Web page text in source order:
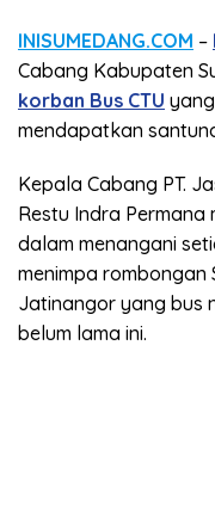
INISUMEDANG.COM –
Cabang Kabupaten
korban Bus CTU
mendapatkan
Kepala Cabang PT.
Restu Indra
dalam menangani
menimpa rombongan
Jatinangor yang bus
belum lama ini.